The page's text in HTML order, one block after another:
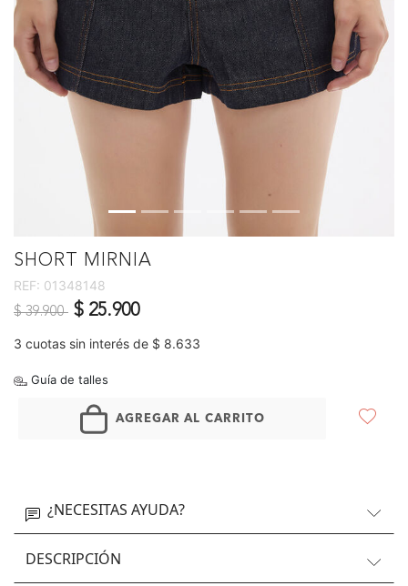
SHORT MIRNIA
REF: 01348148
Precio reducido de
$ 39.900 a$ 25.900
3 cuotas sin interés de $ 8.633
Guía de talles
AGREGAR AL CARRITO
¿NECESITAS AYUDA?
DESCRIPCIÓN